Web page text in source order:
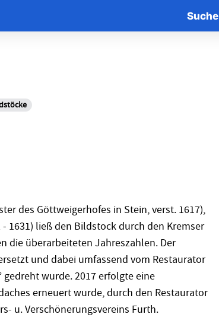
Suche
des Göttweigerhofes in Stein, verst. 1617),
1631) ließ den Bildstock durch den Kremser
die überarbeiteten Jahreszahlen. Der
und dabei umfassend vom Restaurator
wurde. 2017 erfolgte eine
erneuert wurde, durch den Restaurator
u. Verschönerungsvereins Furth.